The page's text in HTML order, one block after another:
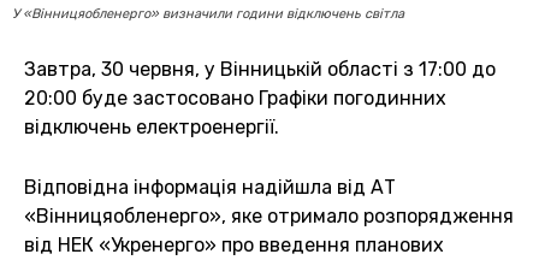
У «Вінницяобленерго» визначили години відключень світла
Завтра, 30 червня, у Вінницькій області з 17:00 до
20:00 буде застосовано Графіки погодинних
відключень електроенергії.
Відповідна інформація надійшла від АТ
«Вінницяобленерго», яке отримало розпорядження
від НЕК «Укренерго» про введення планових